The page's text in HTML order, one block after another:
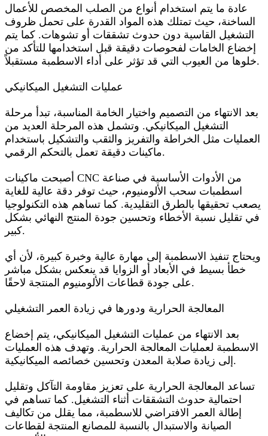
عادة ما يتم استخدام أنواع من الصلب المخصص للأعمال
الساخنة، حيث تمتلك هذه المواد القدرة على تحمل ظروف
التشغيل القاسية دون حدوث تشققات أو تشوهات. كما يتم
إخضاع الخامات لفحوصات دقيقة قبل استخدامها للتأكد من
خلوها من العيوب التي قد تؤثر على أداء الاسطمبة مستقبلاً.
عمليات التشغيل الميكانيكي
بعد الانتهاء من التصميم واختيار الخامة المناسبة، تبدأ مرحلة
التشغيل الميكانيكي. وتشمل هذه المرحلة العديد من
العمليات مثل الخراطة والتفريز والثقب والتشكيل باستخدام
ماكينات دقيقة تعمل بالتحكم الرقمي.
أصبحت ماكينات CNC من الأدوات الأساسية في صناعة
اسطمبات سحب الألومنيوم، حيث توفر دقة عالية للغاية
يصعب تحقيقها بالطرق التقليدية. كما تساهم هذه التكنولوجيا
في تقليل نسبة الأخطاء وتحسين جودة المنتج النهائي بشكل
كبير.
ويحتاج تنفيذ الاسطمبة إلى مهارة عالية وخبرة كبيرة، لأن أي
خطأ بسيط في الأبعاد أو الزوايا قد ينعكس بشكل مباشر
على جودة قطاعات الألومنيوم المنتجة لاحقًا.
المعالجة الحرارية ودورها في زيادة العمر التشغيلي
بعد الانتهاء من عمليات التشغيل الميكانيكي، يتم إخضاع
الاسطمبة لعمليات المعالجة الحرارية. وتهدف هذه العمليات
إلى زيادة صلابة المعدن وتحسين خصائصه الميكانيكية.
تساعد المعالجة الحرارية على تعزيز مقاومة التآكل وتقليل
احتمالية حدوث التشققات أثناء التشغيل. كما تساهم في
إطالة العمر الافتراضي للاسطمبة، مما يقلل من تكاليف
الصيانة والاستبدال بالنسبة للمصانع المنتجة لقطاعات